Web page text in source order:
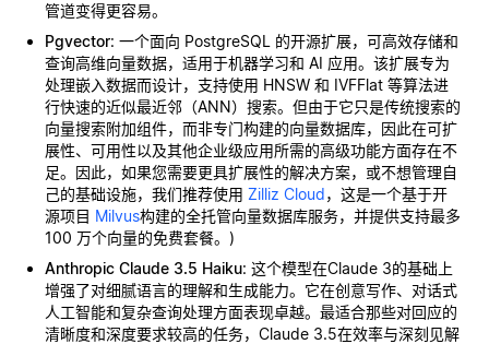
管道变得更容易。
Pgvector: 一个面向 PostgreSQL 的开源扩展，可高效存储和
查询高维向量数据，适用于机器学习和 AI 应用。该扩展专为
处理嵌入数据而设计，支持使用 HNSW 和 IVFFlat 等算法进
行快速的近似最近邻（ANN）搜索。但由于它只是传统搜索的
向量搜索附加组件，而非专门构建的向量数据库，因此在可扩
展性、可用性以及其他企业级应用所需的高级功能方面存在不
足。因此，如果您需要更具扩展性的解决方案，或不想管理自
己的基础设施，我们推荐使用 Zilliz Cloud，这是一个基于开
源项目 Milvus构建的全托管向量数据库服务，并提供支持最多
100 万个向量的免费套餐。)
Anthropic Claude 3.5 Haiku: 这个模型在Claude 3的基础上
增强了对细腻语言的理解和生成能力。它在创意写作、对话式
人工智能和复杂查询处理方面表现卓越。最适合那些对回应的
清晰度和深度要求较高的任务，Claude 3.5在效率与深刻见解